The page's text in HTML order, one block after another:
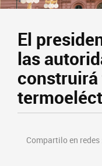
El
las
Compartilo en redes